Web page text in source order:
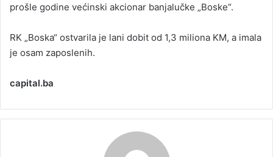
prošle godine većinski akcionar banjalučke „Boske“.
RK „Boska“ ostvarila je lani dobit od 1,3 miliona KM, a imala
je osam zaposlenih.
capital.ba